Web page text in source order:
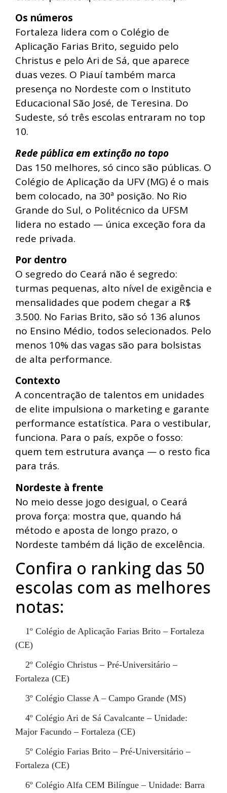
Os números
Fortaleza lidera com o Colégio de
Aplicação Farias Brito, seguido pelo
Christus e pelo Ari de Sá, que aparece
duas vezes. O Piauí também marca
presença no Nordeste com o Instituto
Educacional São José, de Teresina. Do
Sudeste, só três escolas entraram no top
10.
Rede pública em extinção no topo
Das 150 melhores, só cinco são públicas. O
Colégio de Aplicação da UFV (MG) é o mais
bem colocado, na 30ª posição. No Rio
Grande do Sul, o Politécnico da UFSM
lidera no estado — única exceção fora da
rede privada.
Por dentro
O segredo do Ceará não é segredo:
turmas pequenas, alto nível de exigência e
mensalidades que podem chegar a R$
3.500. No Farias Brito, são só 136 alunos
no Ensino Médio, todos selecionados. Pelo
menos 10% das vagas são para bolsistas
de alta performance.
Contexto
A concentração de talentos em unidades
de elite impulsiona o marketing e garante
performance estatística. Para o vestibular,
funciona. Para o país, expõe o fosso:
quem tem estrutura avança — o resto fica
para trás.
Nordeste à frente
No meio desse jogo desigual, o Ceará
prova força: mostra que, quando há
método e aposta de longo prazo, o
Nordeste também dá lição de excelência.
Confira o ranking das 50
escolas com as melhores
notas:
1º Colégio de Aplicação Farias Brito – Fortaleza
(CE)
2º Colégio Christus – Pré-Universitário –
Fortaleza (CE)
3º Colégio Classe A – Campo Grande (MS)
4º Colégio Ari de Sá Cavalcante – Unidade:
Major Facundo – Fortaleza (CE)
5º Colégio Farias Brito – Pré-Universitário –
Fortaleza (CE)
6º Colégio Alfa CEM Bilíngue – Unidade: Barra